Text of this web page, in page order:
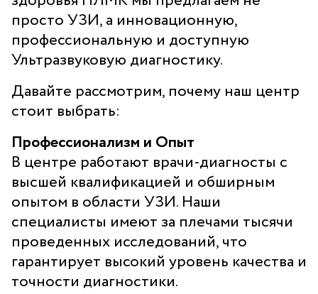
Филиал Центра здоровья НЛМК в
Старом Осколе
Адрес
309517, г. Старый Оскол, мкн. Весенний, д. 34
Прием врача-терапевта: пн 08.00–16.30, вт-пт 08.00–
20.00, сб 08.00–12.00
Дневной стационар: пн-пт 08.00–20.00, сб-вс 08.00–
14.00
Кабинет температурящих пациентов: пн-пт 08.00–
10.00
Регистратура
39-08-08
просто УЗИ, а инновационную,
профессиональную и доступную
Ультразвуковую диагностику.
Давайте рассмотрим, почему наш центр
стоит выбрать:
Профессионализм и Опыт
В центре работают врачи-диагносты с
высшей квалификацией и обширным
опытом в области УЗИ. Наши
специалисты имеют за плечами тысячи
проведенных исследований, что
гарантирует высокий уровень качества и
точности диагностики.